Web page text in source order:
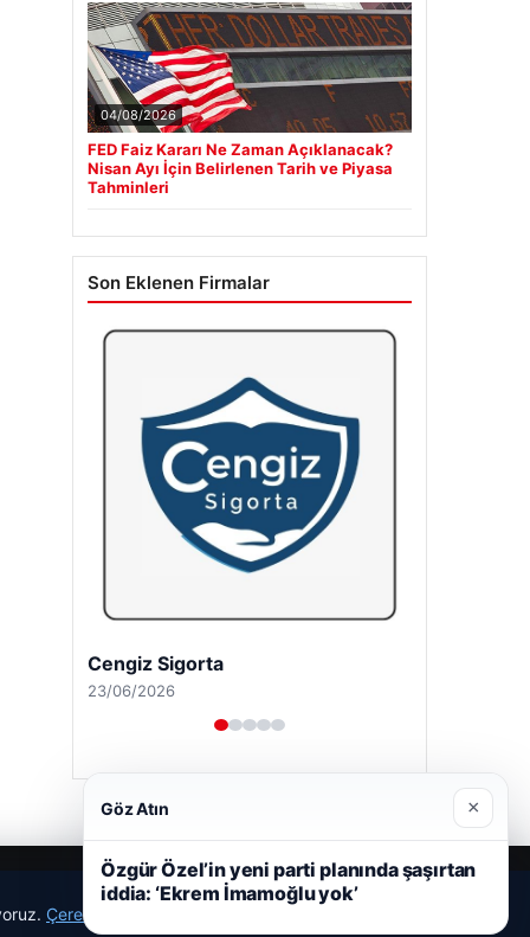
04/08/2026
FED Faiz Kararı Ne Zaman Açıklanacak?
Nisan Ayı İçin Belirlenen Tarih ve Piyasa
Tahminleri
Son Eklenen Firmalar
Cengiz Sigorta
23/06/2026
Çerez Politikamız
Göz Atın ×
Özgür Özel’in yeni parti planında şaşırtan
iddia: ‘Ekrem İmamoğlu yok’